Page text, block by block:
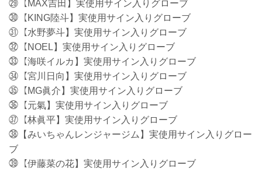
㉙【MAX吉田】実使用サイン入りグローブ
㉚【KING陸斗】実使用サイン入りグローブ
㉛【水野夢斗】実使用サイン入りグローブ
㉜【NOEL】実使用サイン入りグローブ
㉝【海咲イルカ】実使用サイン入りグローブ
㉞【宮川日向】実使用サイン入りグローブ
㉟【MG眞介】実使用サイン入りグローブ
㊱【元氣】実使用サイン入りグローブ
㊲【林眞平】実使用サイン入りグローブ
㊳【みいちゃんレンジャージム】実使用サイン入りグロー
ブ
㊴【伊藤菜の花】実使用サイン入りグローブ